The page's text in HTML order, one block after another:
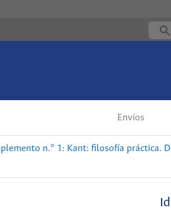
Envíos
n.° 1: Kant: filosofía práctica.